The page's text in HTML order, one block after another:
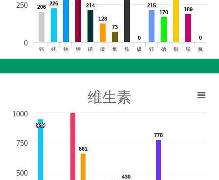
206
206
226
226 214
214
128
128
73
73
0
0
215
215
170
170 189
189
0
0
钙 镁 钠 钾 磷 硫 氯 铁 碘 锌 硒 铜 锰 氟
0
250
维生素
949
949
661
661
430
430
778
778
500
750
1000